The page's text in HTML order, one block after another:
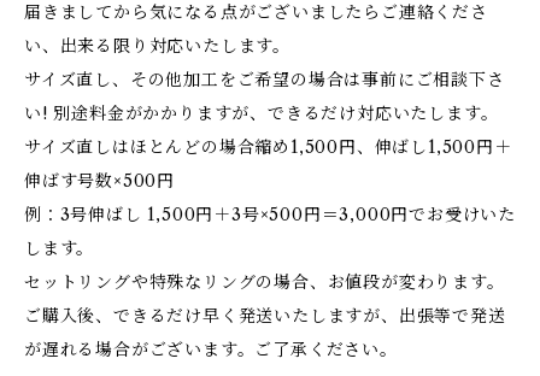
届きましてから気になる点がございましたらご連絡くださ
い、出来る限り対応いたします。
サイズ直し、その他加工をご希望の場合は事前にご相談下さ
い! 別途料金がかかりますが、できるだけ対応いたします。
サイズ直しはほとんどの場合縮め1,500円、伸ばし1,500円＋
伸ばす号数×500円
例：3号伸ばし 1,500円＋3号×500円＝3,000円でお受けいた
します。
セットリングや特殊なリングの場合、お値段が変わります。
ご購入後、できるだけ早く発送いたしますが、出張等で発送
が遅れる場合がございます。ご了承ください。